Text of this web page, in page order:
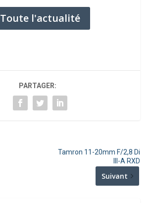
Toute l'actualité
PARTAGER:
Tamron 11-20mm F/2,8 Di
III-A RXD
Suivant